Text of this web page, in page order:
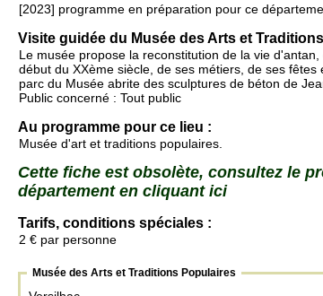
[2023] programme en préparation pour ce
Visite guidée du Musée des Arts et
Le musée propose la reconstitution de la vie
début du XXème siècle, de ses métiers, de ses
parc du Musée abrite des sculptures de béton de
Public concerné : Tout public
Au programme pour ce lieu :
Musée d'art et traditions populaires.
Cette fiche est obsolète, consultez le
département en cliquant ici
Tarifs, conditions spéciales :
2 € par personne
Musée des Arts et Traditions Populaires